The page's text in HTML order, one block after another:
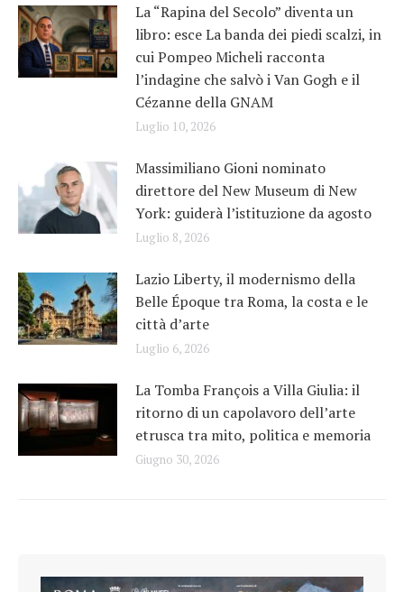
La “Rapina del Secolo” diventa un
libro: esce La banda dei piedi scalzi, in
cui Pompeo Micheli racconta
l’indagine che salvò i Van Gogh e il
Cézanne della GNAM
Luglio 10, 2026
Massimiliano Gioni nominato
direttore del New Museum di New
York: guiderà l’istituzione da agosto
Luglio 8, 2026
Lazio Liberty, il modernismo della
Belle Époque tra Roma, la costa e le
città d’arte
Luglio 6, 2026
La Tomba François a Villa Giulia: il
ritorno di un capolavoro dell’arte
etrusca tra mito, politica e memoria
Giugno 30, 2026